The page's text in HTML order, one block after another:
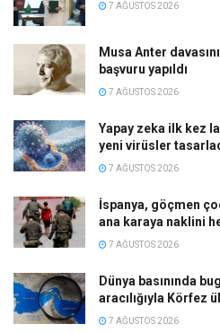
7 AĞUSTOS 2026
Musa Anter
başvuru yapıldı
7 AĞUSTOS 2026
Yapay zeka ilk kez
yeni virüsler
7 AĞUSTOS 2026
İspanya, göçmen
ana karaya naklini
7 AĞUSTOS 2026
Dünya basınında
aracılığıyla Körfez
7 AĞUSTOS 2026